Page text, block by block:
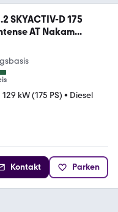
SKYACTIV-D 175
AT Nakam...
129 kW (175 PS) • Diesel
Kontakt Parken